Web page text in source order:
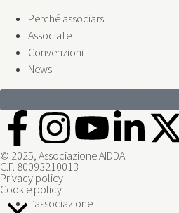
Perché associarsi
Associate
Convenzioni
News
© 2025, Associazione AIDDA
C.F. 80093210013
Privacy policy
Cookie policy
L’associazione